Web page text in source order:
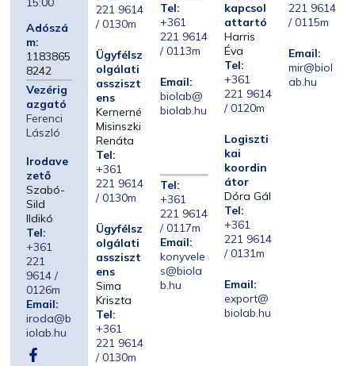
Adószá
m:
1183865
8242
Vezérig
azgató
Ferenci
László
Irodave
zető
Szabó-
Sild
Ildikó
Tel:
+361
221
9614 /
0126m
Email:
iroda@b
iolab.hu
221 9614
/ 0130m
Ügyfélsz
olgálati
assziszt
ens
Kernerné
Misinszki
Renáta
Tel:
+361
221 9614
/ 0130m
Ügyfélsz
olgálati
assziszt
ens
Sima
Kriszta
Tel:
+361
221 9614
/ 0130m
Tel:
+361
221 9614
/ 0113m
Email:
biolab@
biolab.hu
Tel:
+361
221 9614
/ 0117m
Email:
konyvele
s@biola
b.hu
kapcsol
attartó
Harris
Éva
Tel:
+361
221 9614
/ 0120m
Logiszti
kai
koordin
átor
Dóra Gál
Tel:
+361
221 9614
/ 0131m
Email:
export@
biolab.hu
221 9614
/ 0115m
Email:
mir@biol
ab.hu